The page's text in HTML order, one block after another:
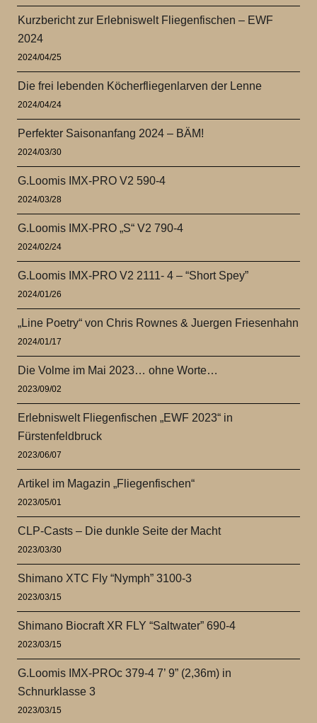
Kurzbericht zur Erlebniswelt Fliegenfischen – EWF
2024
2024/04/25
Die frei lebenden Köcherfliegenlarven der Lenne
2024/04/24
Perfekter Saisonanfang 2024 – BÄM!
2024/03/30
G.Loomis IMX-PRO V2 590-4
2024/03/28
G.Loomis IMX-PRO „S“ V2 790-4
2024/02/24
G.Loomis IMX-PRO V2 2111- 4 – “Short Spey”
2024/01/26
„Line Poetry“ von Chris Rownes & Juergen Friesenhahn
2024/01/17
Die Volme im Mai 2023… ohne Worte…
2023/09/02
Erlebniswelt Fliegenfischen „EWF 2023“ in
Fürstenfeldbruck
2023/06/07
Artikel im Magazin „Fliegenfischen“
2023/05/01
CLP-Casts – Die dunkle Seite der Macht
2023/03/30
Shimano XTC Fly “Nymph” 3100-3
2023/03/15
Shimano Biocraft XR FLY “Saltwater” 690-4
2023/03/15
G.Loomis IMX-PROc 379-4 7’ 9” (2,36m) in
Schnurklasse 3
2023/03/15